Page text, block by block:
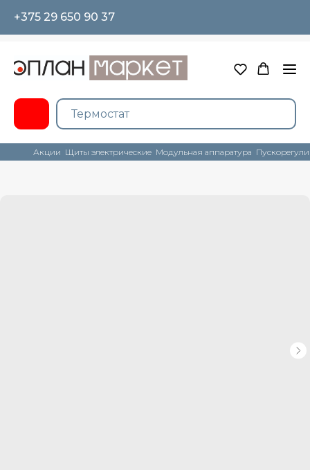
+375 29 650 90 37
Акции Щиты электрические Модульная аппаратура